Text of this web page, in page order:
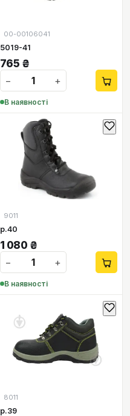
00-00106041
5019-41
765 ₴
−
+
В наявності
9011
р.40
1 080 ₴
−
+
В наявності
8011
р.39